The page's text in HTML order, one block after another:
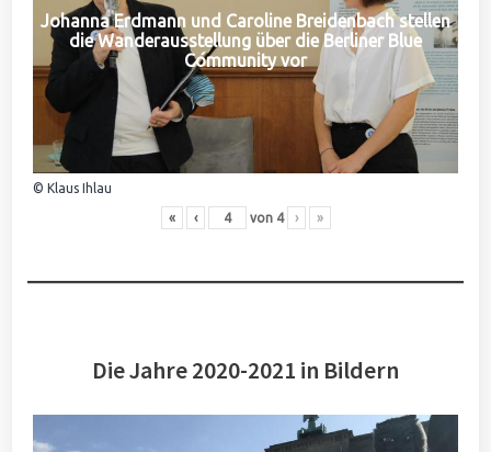
Johanna Erdmann und Caroline Breidenbach stellen
die Wanderausstellung über die Berliner Blue
Community vor
© Klaus Ihlau
« ‹ von 4 › »
Die Jahre 2020-2021 in Bildern